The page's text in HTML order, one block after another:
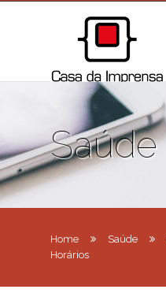
Saúde
Home Saúde
Horários